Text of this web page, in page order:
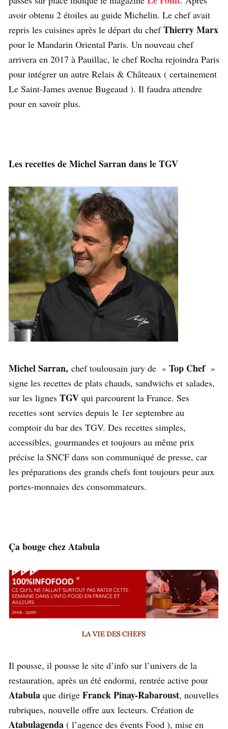
avoir obtenu 2 étoiles au guide Michelin. Le chef avait
repris les cuisines après le départ du chefThierry Marx
pour le Mandarin Oriental Paris. Un nouveau chef
arrivera en 2017 à Pauillac, le chef Rocha rejoindra Paris
pour intégrer un autre Relais & Châteaux ( certainement
Le Saint-James avenue Bugeaud ). Il faudra attendre
pour en savoir plus.
Les recettes de Michel Sarran dans le TGV
Michel Sarran, chef toulousain jury de » Top Chef»
signe les recettes de plats chauds, sandwichs et salades,
sur les lignes TGV qui parcourent la France. Ses
recettes sont servies depuis le 1er septembre au
comptoir du bar des TGV. Des recettes simples,
accessibles, gourmandes et toujours au même prix
précise la SNCF dans son communiqué de presse, car
les préparations des grands chefs font toujours peur aux
portes-monnaies des consommateurs.
Ça bouge chez Atabula
Il pousse, il pousse le site d’info sur l’univers de la
restauration, après un été endormi, rentrée active pour
Atabula que dirige Franck Pinay-Rabaroust, nouvelles
rubriques, nouvelle offre aux lecteurs. Création de
Atabulagenda ( l’agence des évents Food ), mise en